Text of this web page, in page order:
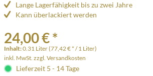
Lange Lagerfähigkeit bis zu zwei Jahre
Kann überlackiert werden
24,00 € *
Inhalt:0.31 Liter (77,42 € * / 1 Liter)
inkl. MwSt. zzgl. Versandkosten
Lieferzeit 5 - 14 Tage